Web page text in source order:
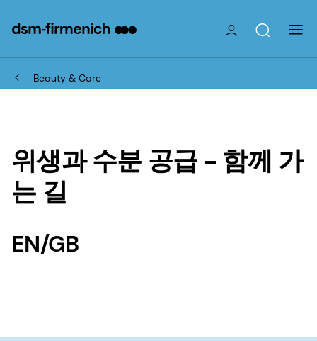
Beauty & Care
위생과 수분 공급 - 함께 가
는 길
EN/GB